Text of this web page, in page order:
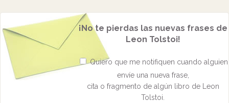
¡No te pierdas las nuevas frases de
Leon Tolstoi!
Quiero que me notifiquen cuando alguien
envíe una nueva frase,
cita o fragmento de algún libro de Leon
Tolstoi.